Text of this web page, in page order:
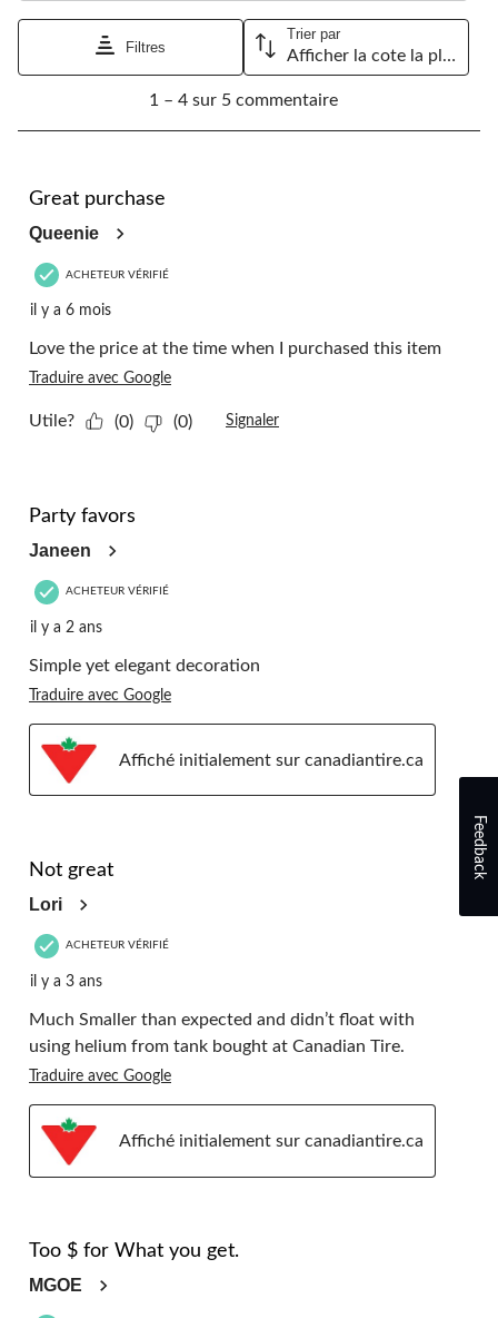
Filtres
Trier par
Afficher la cote la plus élevée à la plus faible
4
commentaire.
1 – 4 sur 5 commentaire
Great purchase
Queenie
ACHETEUR VÉRIFIÉ
il y a 6 mois
Love the price at the time when I purchased this item
Traduire avec Google
Utile? (0) (0) Signaler
Party favors
Janeen
ACHETEUR VÉRIFIÉ
il y a 2 ans
Simple yet elegant decoration
Traduire avec Google
Affiché initialement sur canadiantire.ca
Not great
Lori
ACHETEUR VÉRIFIÉ
il y a 3 ans
Much Smaller than expected and didn’t float with
using helium from tank bought at Canadian Tire.
Traduire avec Google
Affiché initialement sur canadiantire.ca
Too $ for What you get.
MGOE
Feedback